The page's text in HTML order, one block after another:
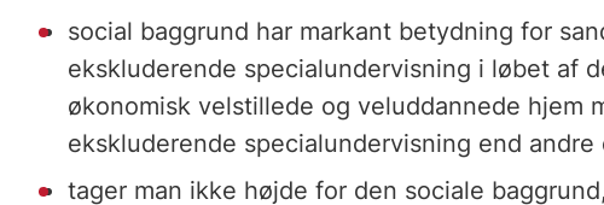
social baggrund har markant betydning for
ekskluderende specialundervisning i løbet af
økonomisk velstillede og veluddannede hjem
ekskluderende specialundervisning end andre
tager man ikke højde for den sociale